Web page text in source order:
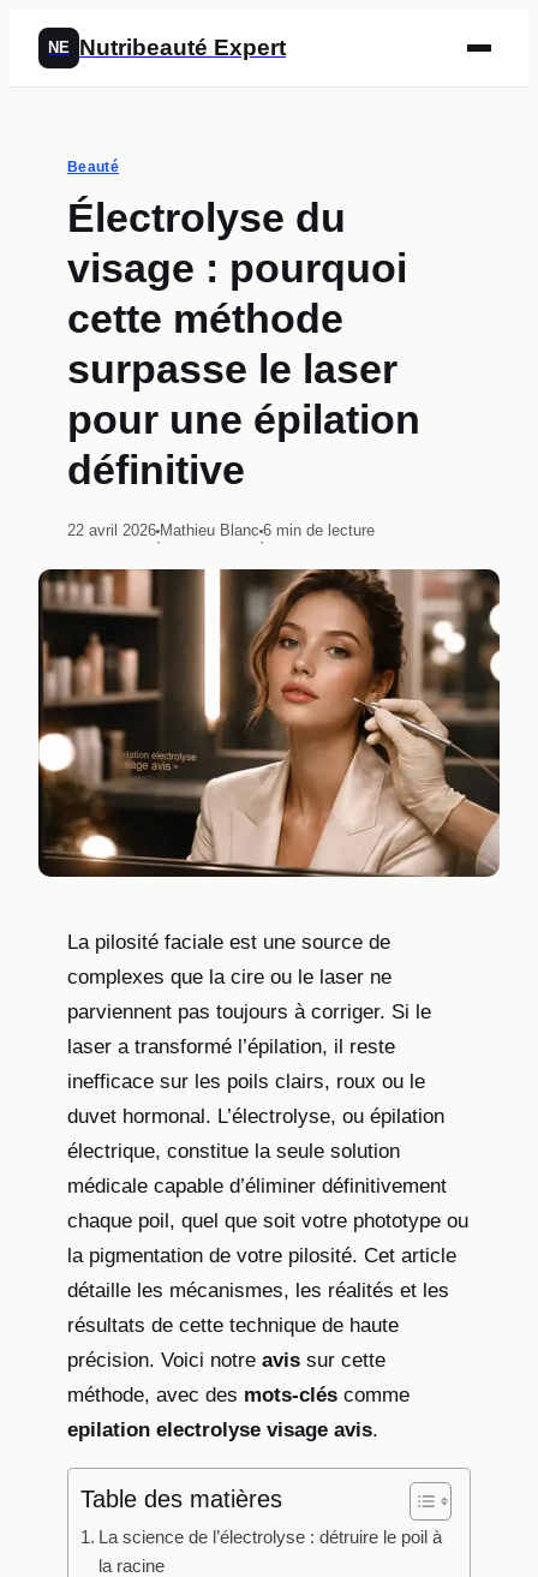
NE Nutribeauté Expert
Beauté
Électrolyse du
visage : pourquoi
cette méthode
surpasse le laser
pour une épilation
définitive
22 avril 2026
·
Mathieu Blanc
·
6 min de lecture
La pilosité faciale est une source de
complexes que la cire ou le laser ne
parviennent pas toujours à corriger. Si le
laser a transformé l’épilation, il reste
inefficace sur les poils clairs, roux ou le
duvet hormonal. L’électrolyse, ou épilation
électrique, constitue la seule solution
médicale capable d’éliminer définitivement
chaque poil, quel que soit votre phototype ou
la pigmentation de votre pilosité. Cet article
détaille les mécanismes, les réalités et les
résultats de cette technique de haute
précision. Voici notre avis sur cette
méthode, avec des mots-clés comme
epilation electrolyse visage avis.
Table des matières
La science de l’électrolyse : détruire le poil à
la racine